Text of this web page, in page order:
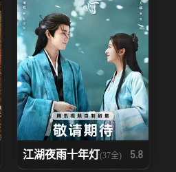
江湖夜雨十年灯(37全) 5.8